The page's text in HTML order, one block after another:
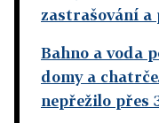
zastrašování a
Bahno a voda
domy a
nepřežilo přes